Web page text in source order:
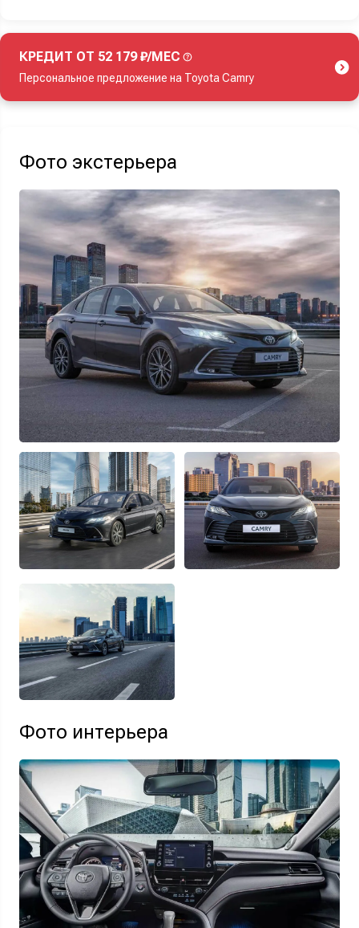
КРЕДИТ ОТ 52 179 ₽/МЕС
Персональное предложение на Toyota Camry
Узнать выгоду
Отправляя данную форму Вы даетесогласие на обработкусвоих
персональных данных
Фото экстерьера
Фото интерьера